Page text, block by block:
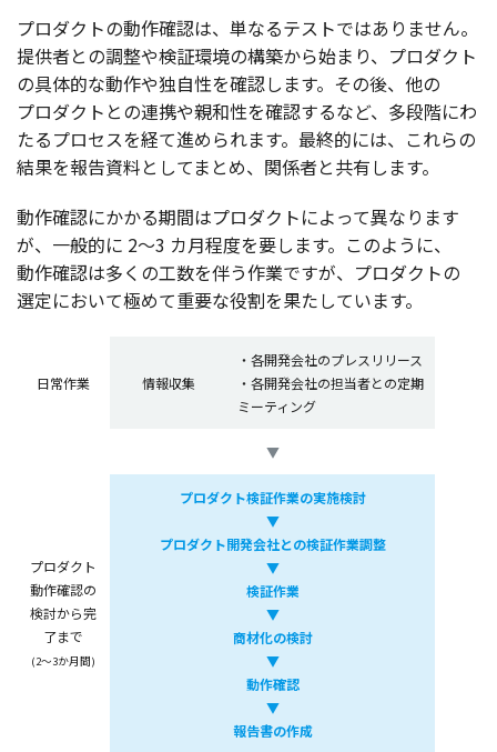
プロダクトの動作確認は、単なるテストではありません。
提供者との調整や検証環境の構築から始まり、 プロダクト
の具体的な動作や独自性を確認します。その後、他の
プロダクト との連携や親和性を確認するなど、 多段階にわ
たるプロセスを経て進められます。 最終的には、これらの
結果を報告資料としてまとめ、 関係者と共有します。
動作確認にかかる期間はプロダクトによって異なります
が、 一般的に 2～3 カ月程度を要します。このように、
動作確認は多くの工数を伴う作業ですが、 プロダクトの
選定において極めて重要な役割を果たしています。
日常作業 情報収集
・各開発会社のプレスリリース
・各開発会社の担当者との定期
ミーティング
▼
プロダクト
動作確認の
検討から完
了まで
(2～3か月間)
プロダクト検証作業の実施検討
▼
プロダクト開発会社との検証作業調整
▼
検証作業
▼
商材化の検討
▼
動作確認
▼
報告書の作成